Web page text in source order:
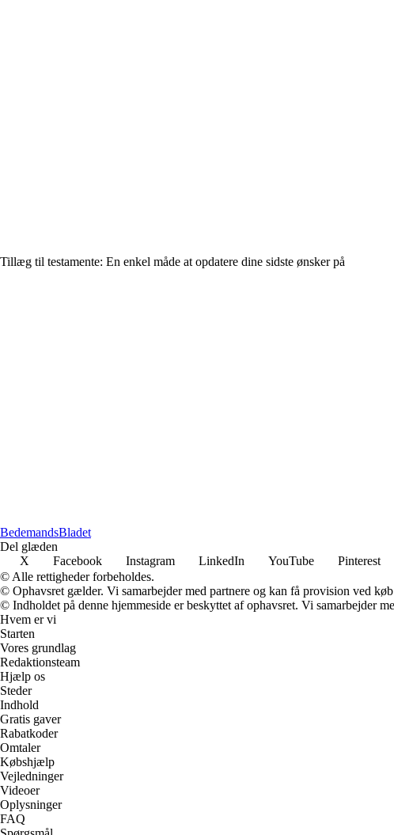
Tillæg til testamente: En enkel måde at opdatere dine sidste ønsker på
BedemandsBladet
Del glæden
X
Facebook Instagram LinkedIn YouTube Pinterest
© Alle rettigheder forbeholdes.
© Ophavsret gælder. Vi samarbejder med partnere og kan få provision ved
© Indholdet på denne hjemmeside er beskyttet af ophavsret. Vi samarbejder
Hvem er vi
Starten
Vores grundlag
Redaktionsteam
Hjælp os
Steder
Indhold
Gratis gaver
Rabatkoder
Omtaler
Købshjælp
Vejledninger
Videoer
Oplysninger
FAQ